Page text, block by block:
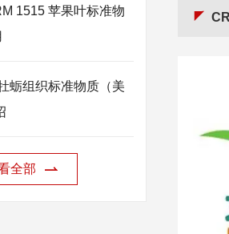
1515 苹果叶标准物
蛎组织标准物质（美
全部